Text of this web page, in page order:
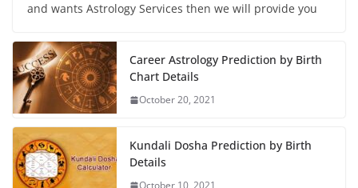
and wants Astrology Services then we will provide you
Career Astrology Prediction by Birth
Chart Details
October 20, 2021
Kundali Dosha Prediction by Birth
Details